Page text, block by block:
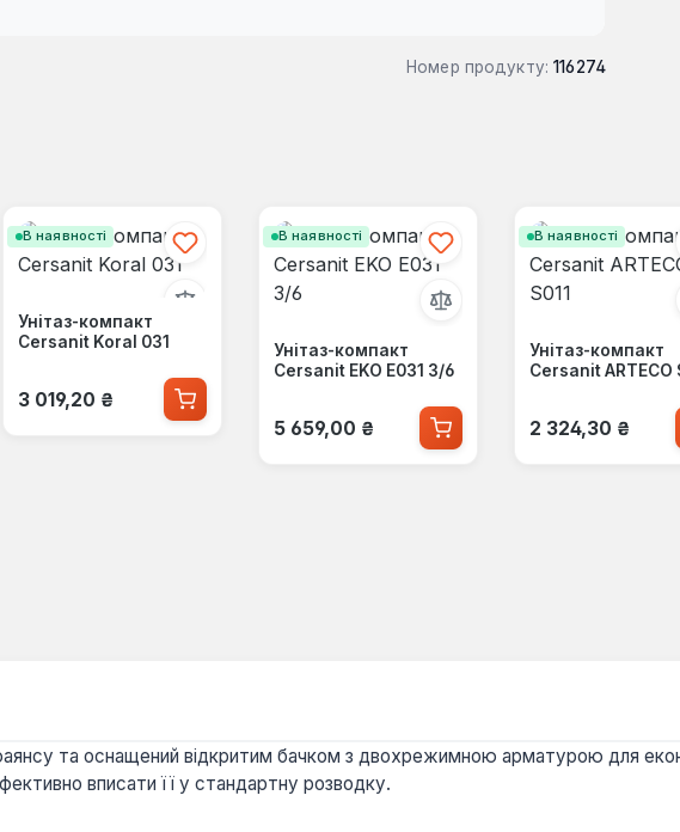
Номер продукту: 116274
В наявності
Унітаз-компакт
Cersanit Koral 031
Звичайна ціна:
3 019,20 ₴
В наявності
Унітаз-компакт
Cersanit EKO E031 3/6
Звичайна ціна:
5 659,00 ₴
В наявності
Унітаз-компакт
Cersanit ARTECO
Звичайна ціна:
2 324,30 ₴
та оснащений відкритим бачком з двохрежимною арматурою для
вписати її у стандартну розводку.